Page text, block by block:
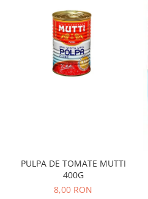
PULPA DE TOMATE MUTTI
400G
8,00 RON